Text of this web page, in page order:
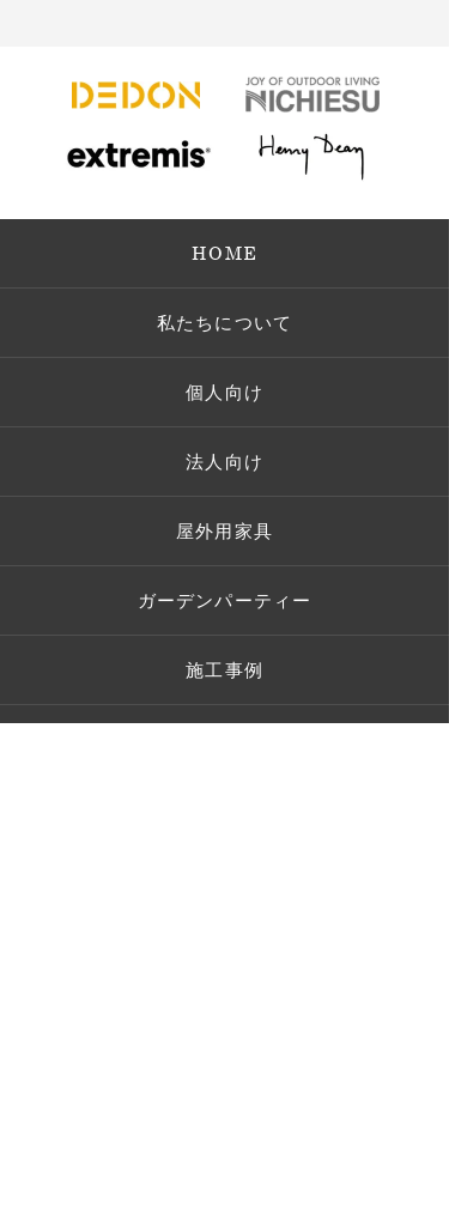
HOME
私たちについて
個人向け
法人向け
屋外用家具
ガーデンパーティー
施工事例